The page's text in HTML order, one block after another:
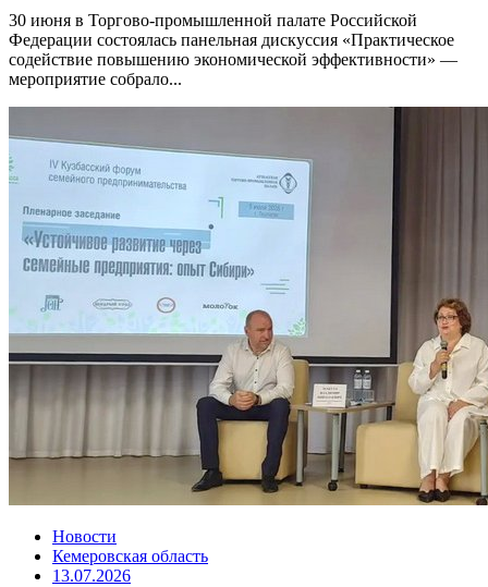
30 июня в Торгово-промышленной палате Российской
Федерации состоялась панельная дискуссия «Практическое
содействие повышению экономической эффективности» —
мероприятие собрало...
Новости
Кемеровская область
13.07.2026